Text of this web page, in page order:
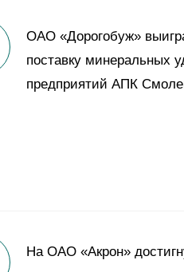
ОАО «Дорогобуж»
поставку минеральных
предприятий АПК
На ОАО «Акрон»